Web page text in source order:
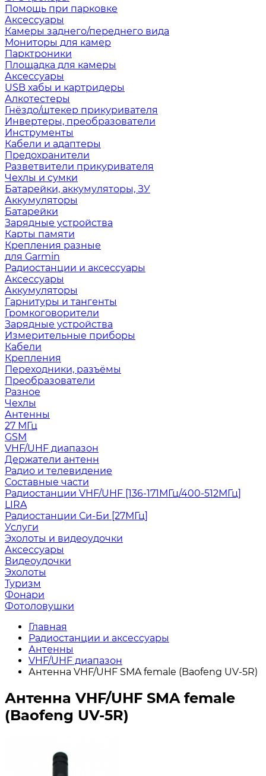
Помощь при парковке
Аксессуары
Камеры заднего/переднего вида
Мониторы для камер
Парктроники
Площадка для камеры
Аксессуары
USB хабы и картридеры
Алкотестеры
Гнёздо/штекер прикуривателя
Инвертеры, преобразователи
Инструменты
Кабели и адаптеры
Предохранители
Разветвители прикуривателя
Чехлы и сумки
Батарейки, аккумуляторы, ЗУ
Аккумуляторы
Батарейки
Зарядные устройства
Карты памяти
Крепления разные
для Garmin
Радиостанции и аксессуары
Аксессуары
Аккумуляторы
Гарнитуры и тангенты
Громкоговорители
Зарядные устройства
Измерительные приборы
Кабели
Крепления
Переходники, разъёмы
Преобразователи
Разное
Чехлы
Антенны
27 МГц
GSM
VHF/UHF диапазон
Держатели антенн
Радио и телевидение
Составные части
Радиостанции VHF/UHF [136-171МГц/400-512МГц]
LIRA
Радиостанции Си-Би [27МГц]
Услуги
Эхолоты и видеоудочки
Аксессуары
Видеоудочки
Эхолоты
Туризм
Фонари
Фотоловушки
Главная
Радиостанции и аксессуары
Антенны
VHF/UHF диапазон
Антенна VHF/UHF SMA female (Baofeng UV-5R)
Антенна VHF/UHF SMA female
(Baofeng UV-5R)